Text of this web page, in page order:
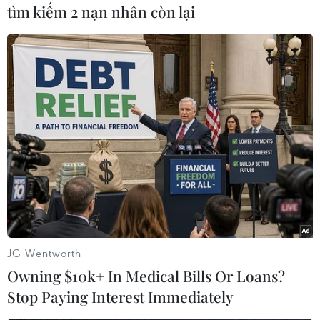
người dân thành lập chứ không phải do các
đảng phái chính trị tiến hành, sẽ có nhiệm vụ
sửa đổi Hiến pháp theo đề xuất của Tổng thống
Maduro.
Cùng ngày, Tổng thống Maduro đã bổ nhiệm
doanh nhân Miguel Perez Abad, từng giữ chức
Bộ trưởng Công Thương và Phó Tổng thống phụ
trách kinh tế, vào chức Bộ trưởng Ngoại thương
và Đầu tư Nước ngoài thay cho ông Jesus Faria.
Ông Maduro cũng bổ nhiệm ông Freddy Bernal
Thanh niên và Thể thao thay cho ông Mervin
Maldonado. Cả 3 cựu bộ trưởng được thay đều
tìm kiếm 2 nạn nhân còn lại
JG Wentworth
Owning $10k+ In Medical Bills Or Loans?
Stop Paying Interest Immediately